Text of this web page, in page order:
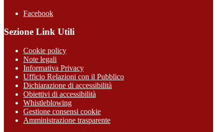
Facebook
Sezione Link Utili
Cookie policy
Note legali
Informativa Privacy
Ufficio Relazioni con il Pubblico
Dichiarazione di accessibilità
Obiettivi di accessibilità
Whistleblowing
Gestione consensi cookie
Amministrazione trasparente